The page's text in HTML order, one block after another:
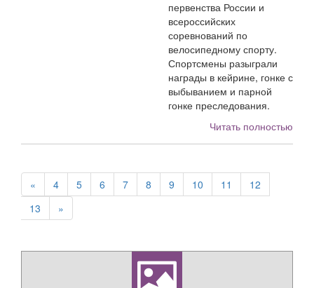
первенства России и
всероссийских
соревнований по
велосипедному спорту.
Спортсмены разыграли
награды в кейрине, гонке с
выбыванием и парной
гонке преследования.
Читать полностью
« 4 5 6 7 8 9 10 11
12
13
»